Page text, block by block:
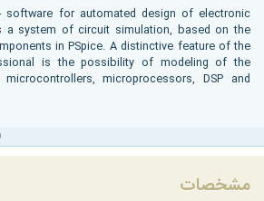
software for automated design of electronic
a system of circuit simulation, based on the
in PSpice. A distinctive feature of the
is the possibility of modeling of the
microprocessors, DSP and
مشخصات